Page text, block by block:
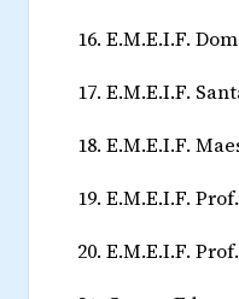
16. E.M.E.I.F.
17. E.M.E.I.F.
18. E.M.E.I.F.
19. E.M.E.I.F.
20. E.M.E.I.F.